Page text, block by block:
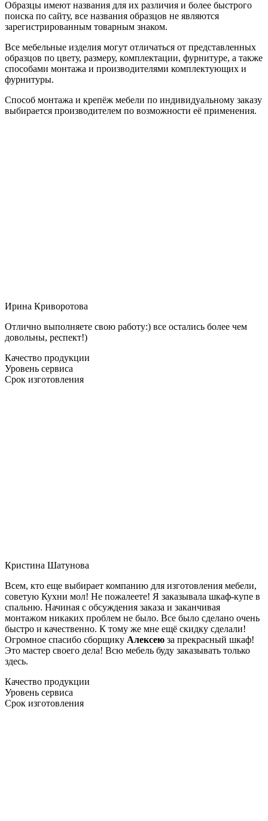
Образцы имеют названия для их различия и более быстрого
поиска по сайту, все названия образцов не являются
зарегистрированным товарным знаком.
Все мебельные изделия могут отличаться от представленных
образцов по цвету, размеру, комплектации, фурнитуре, а также
способами монтажа и производителями комплектующих и
фурнитуры.
Способ монтажа и крепёж мебели по индивидуальному заказу
выбирается производителем по возможности её применения.
Ирина Криворотова
Отлично выполняете свою работу:) все остались более чем
довольны, респект!)
Качество продукции
Уровень сервиса
Срок изготовления
Кристина Шатунова
Всем, кто еще выбирает компанию для изготовления мебели,
советую Кухни мол! Не пожалеете! Я заказывала шкаф-купе в
спальню. Начиная с обсуждения заказа и заканчивая
монтажом никаких проблем не было. Все было сделано очень
быстро и качественно. К тому же мне ещё скидку сделали!
Огромное спасибо сборщику Алексею за прекрасный шкаф!
Это мастер своего дела! Всю мебель буду заказывать только
здесь.
Качество продукции
Уровень сервиса
Срок изготовления